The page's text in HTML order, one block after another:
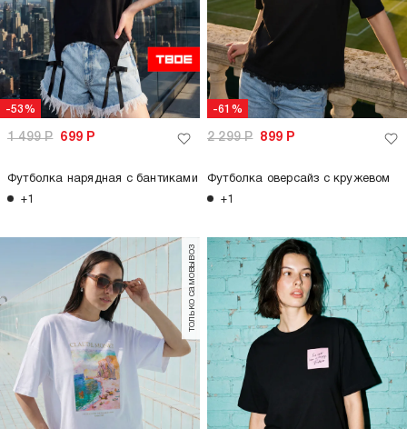
-53%
1 499Р 699 Р
Футболка нарядная с бантиками
+1
-61%
2 299Р 899 Р
Футболка оверсайз с кружевом
+1
только самовывоз